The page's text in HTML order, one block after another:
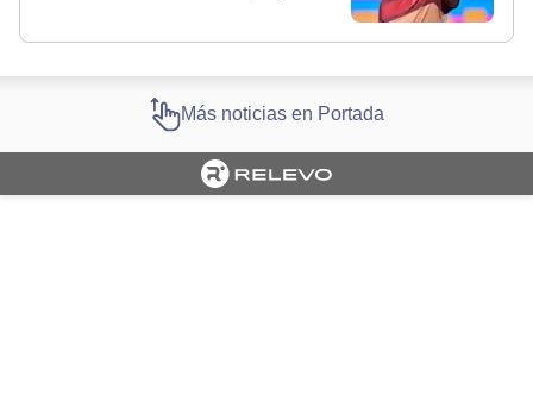
Más noticias en Portada